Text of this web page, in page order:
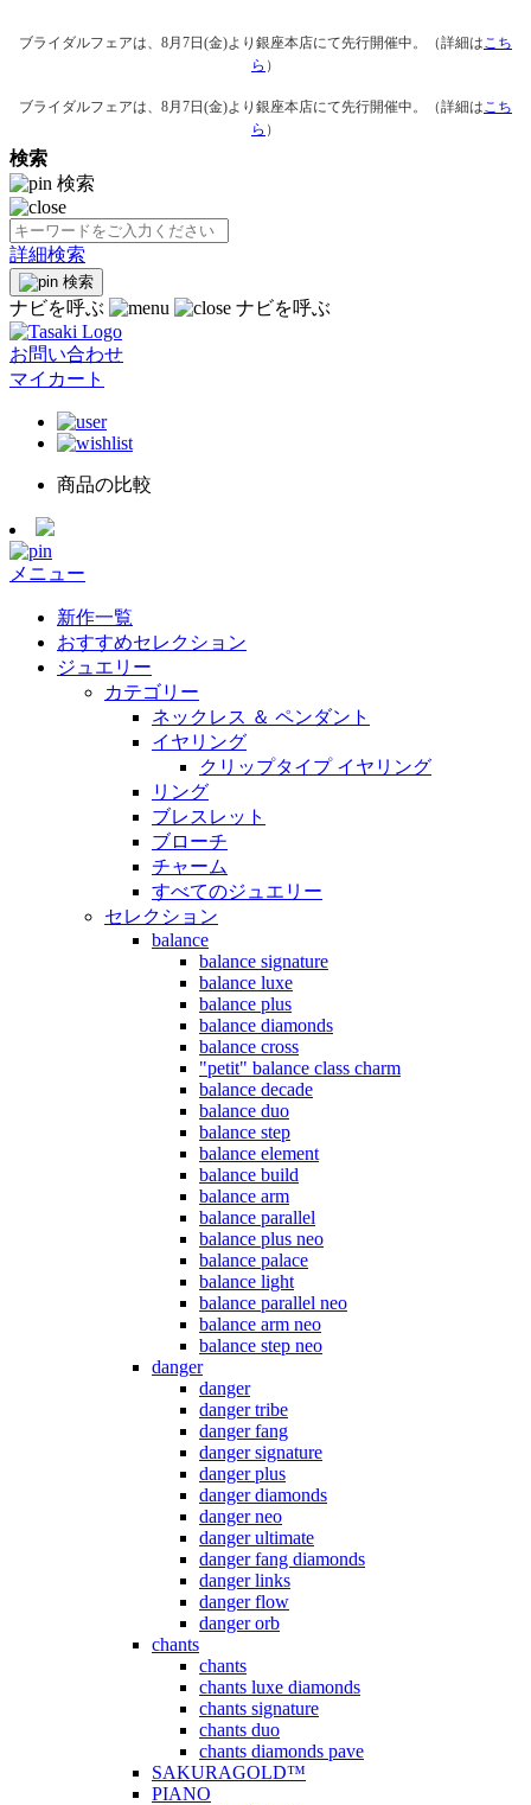
ブライダルフェアは、8月7日(金)より銀座本店にて先行開催中。（詳細はこち
ら ）
ブライダルフェアは、8月7日(金)より銀座本店にて先行開催中。（詳細はこち
ら ）
検索
検索
詳細検索
検索
ナビを呼ぶ ナビを呼ぶ
お問い合わせ
マイカート
商品の比較
メニュー
新作一覧
おすすめセレクション
ジュエリー
カテゴリー
ネックレス ＆ ペンダント
イヤリング
クリップタイプ イヤリング
リング
ブレスレット
ブローチ
チャーム
すべてのジュエリー
セレクション
balance
balance signature
balance luxe
balance plus
balance diamonds
balance cross
"petit" balance class charm
balance decade
balance duo
balance step
balance element
balance build
balance arm
balance parallel
balance plus neo
balance palace
balance light
balance parallel neo
balance arm neo
balance step neo
danger
danger
danger tribe
danger fang
danger signature
danger plus
danger diamonds
danger neo
danger ultimate
danger fang diamonds
danger links
danger flow
danger orb
chants
chants
chants luxe diamonds
chants signature
chants duo
chants diamonds pave
SAKURAGOLD™
PIANO